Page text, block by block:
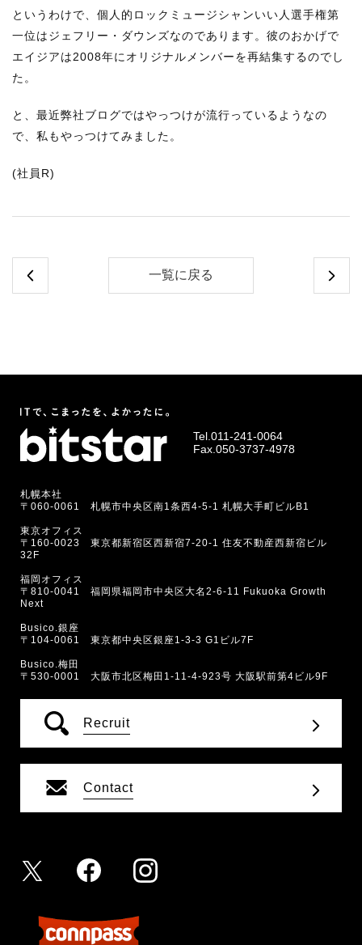
というわけで、個人的ロックミュージシャンいい人選手権第
一位はジェフリー・ダウンズなのであります。彼のおかげで
エイジアは2008年にオリジナルメンバーを再結集するのでし
た。
と、最近弊社ブログではやっつけが流行っているようなの
で、私もやっつけてみました。
(社員R)
一覧に戻る
Tel.011-241-0064
Fax.050-3737-4978
札幌本社
〒060-0061 札幌市中央区南1条西4-5-1 札幌大手町ビルB1
東京オフィス
〒160-0023 東京都新宿区西新宿7-20-1 住友不動産西新宿ビル
32F
福岡オフィス
〒810-0041 福岡県福岡市中央区大名2-6-11 Fukuoka Growth
Next
Busico.銀座
〒104-0061 東京都中央区銀座1-3-3 G1ビル7F
Busico.梅田
〒530-0001 大阪市北区梅田1-11-4-923号 大阪駅前第4ビル9F
Recruit
Contact